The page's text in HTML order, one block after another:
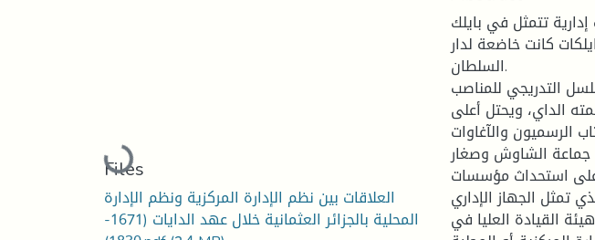
Loading...
Files
العلاقات بين نظم الإدارة المركزية ونظم الإدارة
المحلية بالجزائر العثمانية خلال عهد الدايات (1671-
تتمثل في بايلك
كانت خاضعة لدار
السلطان.
التدريجي للمناصب
الداي، ويحتل أعلى
الرسميون والآغاوات
جماعة الشاوش وصغار
استحداث مؤسسات
تمثل الجهاز الإداري
القيادة العليا في